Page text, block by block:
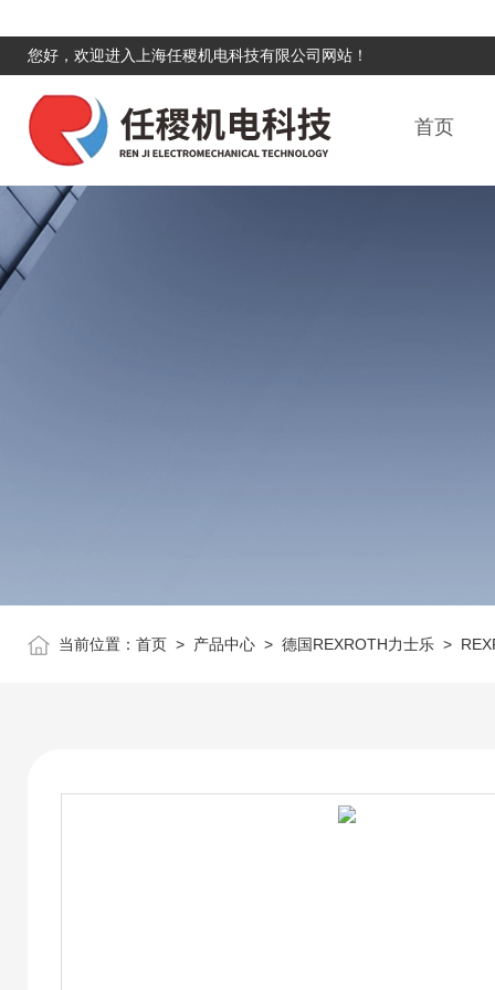
您好，欢迎进入上海任稷机电科技有限公司网站！
首页
当前位置： 首页 > 产品中心 > 德国REXROTH力士乐 >